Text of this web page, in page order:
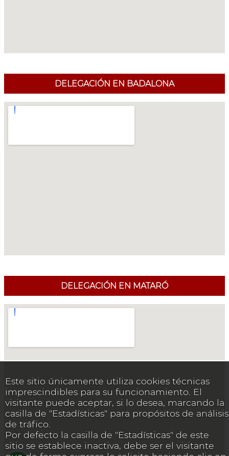
DELEGACIÓN EN BADALONA
DELEGACIÓN EN MATARÓ
Este sitio únicamente utiliza cookies técnicas
imprescindibles para su funcionamiento. El
visitante puede aceptar, si lo desea, marcando la
casilla de "Estadísticas" para propósitos de análisis
de tráfico.
Por defecto la casilla de "Estadísticas" de este
sitio se establece inactiva, debe ser el visitante